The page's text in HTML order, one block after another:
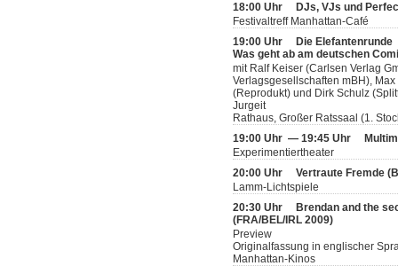
18:00 Uhr
DJs, VJs und
Festivaltreff Manhattan-Café
19:00 Uhr
Die Elefantenrunde
Was geht ab am deutschen
mit Ralf Keiser (Carlsen Verlag
Verlagsgesellschaften mBH),
(Reprodukt) und Dirk Schulz
Jurgeit
Rathaus, Großer Ratssaal (1.
19:00 Uhr — 19:45 Uhr
Experimentiertheater
20:00 Uhr Vertraute Fremde
Lamm-Lichtspiele
20:30 Uhr
Brendan and the
(FRA/BEL/IRL 2009)
Preview
Originalfassung in englischer
Manhattan-Kinos